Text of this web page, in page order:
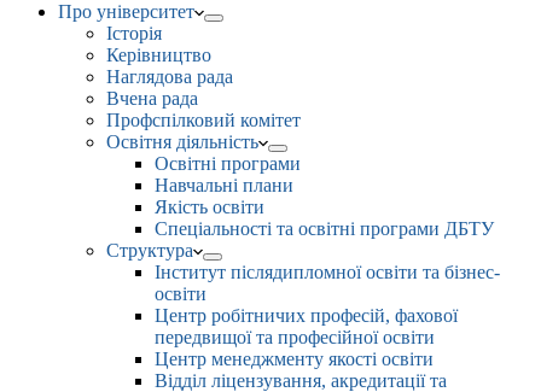
Про університет
Історія
Керівництво
Наглядова рада
Вчена рада
Профспілковий комітет
Освітня діяльність
Освітні програми
Навчальні плани
Якість освіти
Спеціальності та освітні програми ДБТУ
Структура
Інститут післядипломної освіти та бізнес-
освіти
Центр робітничих професій, фахової
передвищої та професійної освіти
Центр менеджменту якості освіти
Відділ ліцензування, акредитації та